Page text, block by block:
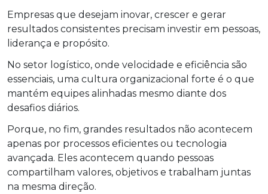
Empresas que desejam inovar, crescer e gerar
resultados consistentes precisam investir em pessoas,
liderança e propósito.
No setor logístico, onde velocidade e eficiência são
essenciais, uma cultura organizacional forte é o que
mantém equipes alinhadas mesmo diante dos
desafios diários.
Porque, no fim, grandes resultados não acontecem
apenas por processos eficientes ou tecnologia
avançada. Eles acontecem quando pessoas
compartilham valores, objetivos e trabalham juntas
na mesma direção.